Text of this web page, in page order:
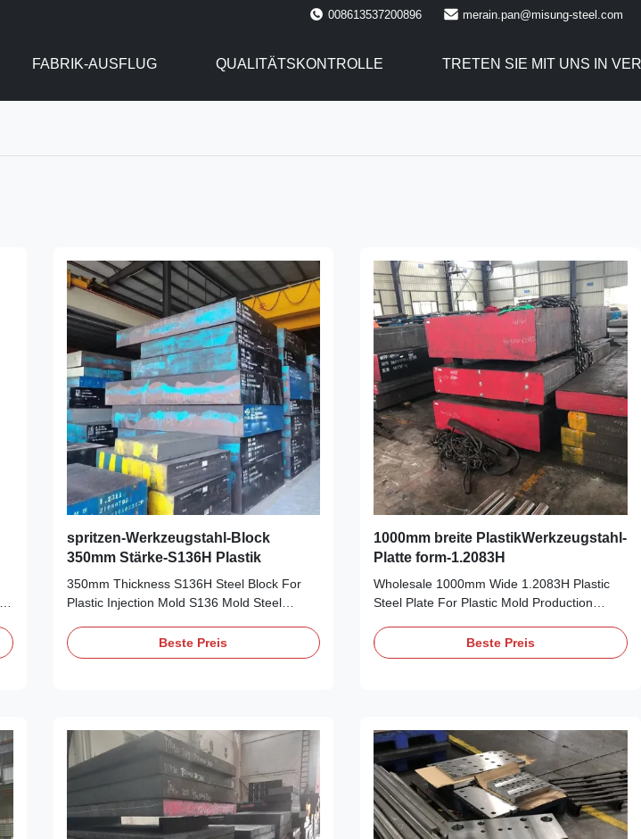
008613537200896 merain.pan@misung-steel.com
FABRIK-AUSFLUG QUALITÄTSKONTROLLE TRETEN SIE MIT UNS IN
spritzen-Werkzeugstahl-Block
350mm Stärke-S136H Plastik
350mm Thickness S136H Steel Block For
Plastic Injection Mold S136 Mold Steel
professional suppliers of S136 Mold Steel,
We supply S136 Steel Round bar, Flat bar,
Beste Preis
1000mm breite PlastikWerkzeugstahl-
Platte form-1.2083H
Wholesale 1000mm Wide 1.2083H Plastic
Steel Plate For Plastic Mold Production
Mold Steel Takford special steel is one of the
professional suppliers of S136 Mold Steel,
Beste Preis